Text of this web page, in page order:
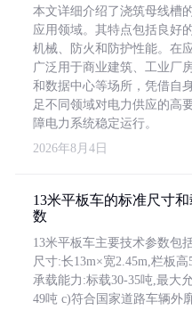
本文详细介绍了浇筑母线槽
应用领域。其特点包括良好
机械、防火和防护性能。在
广泛用于商业建筑、工业厂
和数据中心等场所，凭借自
足不同领域对电力供应的高
障电力系统稳定运行。
2026年8月4日
13米平板车的标准尺寸
数
13米平板车主要技术参数包
尺寸:长13m×宽2.45m,栏板高
承载能力:标载30-35吨,最大
49吨 c)符合国家道路车辆外